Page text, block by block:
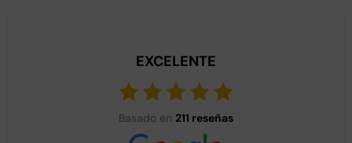
EXCELENTE
Basado en 211 reseñas